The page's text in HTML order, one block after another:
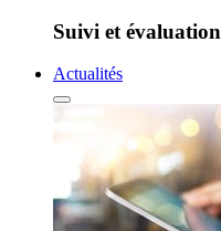
Suivi et évaluation
Actualités